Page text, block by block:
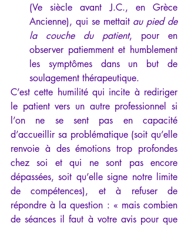
(Ve siècle avant J.C., en Grèce
Ancienne), qui se mettait au pied de
la couche du patient, pour en
observer patiemment et humblement
les symptômes dans un but de
soulagement thérapeutique.
C’est cette humilité qui incite à rediriger
le patient vers un autre professionnel si
l’on ne se sent pas en capacité
d’accueillir sa problématique (soit qu’elle
renvoie à des émotions trop profondes
chez soi et qui ne sont pas encore
dépassées, soit qu’elle signe notre limite
de compétences), et à refuser de
répondre à la question : « mais combien
de séances il faut à votre avis pour que